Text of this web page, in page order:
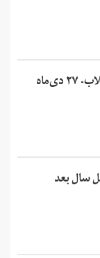
سال بعد